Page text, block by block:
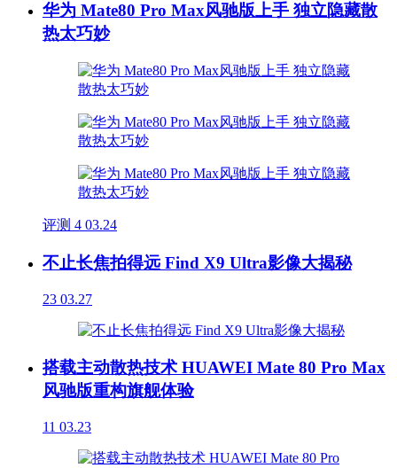
华为 Mate80 Pro Max风驰版上手 独立隐藏散
热太巧妙
评测 4 03.24
不止长焦拍得远 Find X9 Ultra影像大揭秘
23 03.27
搭载主动散热技术 HUAWEI Mate 80 Pro Max
风驰版重构旗舰体验
11 03.23